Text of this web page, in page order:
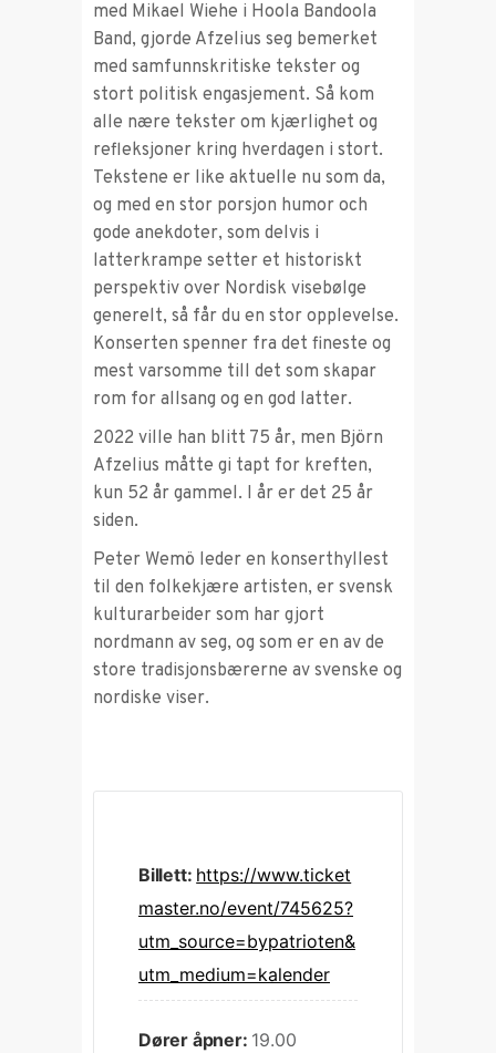
med Mikael Wiehe i Hoola Bandoola
Band, gjorde Afzelius seg bemerket
med samfunnskritiske tekster og
stort politisk engasjement. Så kom
alle nære tekster om kjærlighet og
refleksjoner kring hverdagen i stort.
Tekstene er like aktuelle nu som da,
og med en stor porsjon humor och
gode anekdoter, som delvis i
latterkrampe setter et historiskt
perspektiv over Nordisk visebølge
generelt, så får du en stor opplevelse.
Konserten spenner fra det fineste og
mest varsomme till det som skapar
rom for allsang og en god latter.
2022 ville han blitt 75 år, men Björn
Afzelius måtte gi tapt for kreften,
kun 52 år gammel. I år er det 25 år
siden.
Peter Wemö leder en konserthyllest
til den folkekjære artisten, er svensk
kulturarbeider som har gjort
nordmann av seg, og som er en av de
store tradisjonsbærerne av svenske og
nordiske viser.
Billett: https://www.ticket
master.no/event/745625?
utm_source=bypatrioten&
utm_medium=kalender
Dører åpner: 19.00